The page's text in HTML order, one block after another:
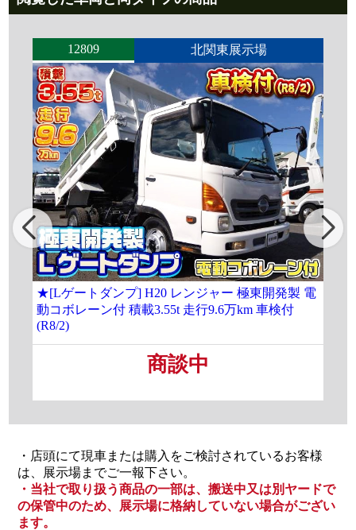
12809 北関東展示場
★[Lゲートダンプ] H20 レンジャー 極東開発製 電
動コボレーン付 積載3.55t 走行9.6万km 車検付
(R8/2)
商談中
・店頭にて現車または購入をご検討されているお客様
は、展示場までご一報下さい。
・当社で取り扱う商品の一部は、搬送中又は別ヤードで
の保管中のため、展示場に格納していない場合がござい
ます。